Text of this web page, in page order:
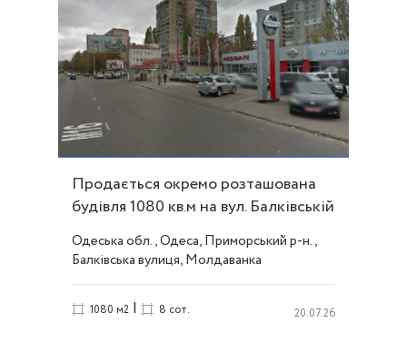
Продається окремо розташована
будівля 1080 кв.м на вул. Балківській
ID 54006
Одеська обл., Одеса, Приморський р-н.,
Балківська вулиця, Молдаванка
1080 м2 | 8 сот. 20.07.26